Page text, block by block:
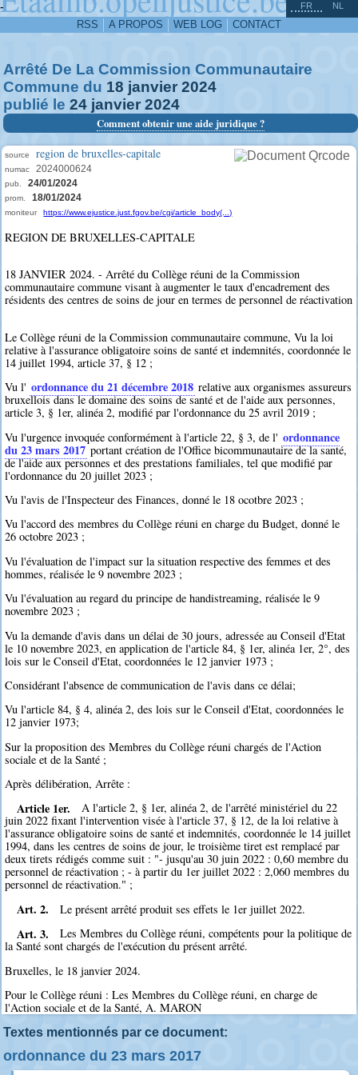
-
RSS A PROPOS WEB LOG CONTACT
FR NL
Arrêté De La Commission Communautaire
Commune du 18 janvier 2024
publié le 24 janvier 2024
Comment obtenir une aide juridique ?
source region de bruxelles-capitale
numac 2024000624
pub. 24/01/2024
prom. 18/01/2024
moniteur https://www.ejustice.just.fgov.be/cgi/article_body(...)
REGION DE BRUXELLES-CAPITALE
18 JANVIER 2024. - Arrêté du Collège réuni de la Commission
communautaire commune visant à augmenter le taux d'encadrement des
résidents des centres de soins de jour en termes de personnel de réactivation
Le Collège réuni de la Commission communautaire commune, Vu la loi
relative à l'assurance obligatoire soins de santé et indemnités, coordonnée le
14 juillet 1994, article 37, § 12 ;
Vu l' ordonnance du 21 décembre 2018 relative aux organismes assureurs
bruxellois dans le domaine des soins de santé et de l'aide aux personnes,
article 3, § 1er, alinéa 2, modifié par l'ordonnance du 25 avril 2019 ;
Vu l'urgence invoquée conformément à l'article 22, § 3, de l' ordonnance
du 23 mars 2017 portant création de l'Office bicommunautaire de la santé,
de l'aide aux personnes et des prestations familiales, tel que modifié par
l'ordonnance du 20 juillet 2023 ;
Vu l'avis de l'Inspecteur des Finances, donné le 18 ocotbre 2023 ;
Vu l'accord des membres du Collège réuni en charge du Budget, donné le
26 octobre 2023 ;
Vu l'évaluation de l'impact sur la situation respective des femmes et des
hommes, réalisée le 9 novembre 2023 ;
Vu l'évaluation au regard du principe de handistreaming, réalisée le 9
novembre 2023 ;
Vu la demande d'avis dans un délai de 30 jours, adressée au Conseil d'Etat
le 10 novembre 2023, en application de l'article 84, § 1er, alinéa 1er, 2°, des
lois sur le Conseil d'Etat, coordonnées le 12 janvier 1973 ;
Considérant l'absence de communication de l'avis dans ce délai;
Vu l'article 84, § 4, alinéa 2, des lois sur le Conseil d'Etat, coordonnées le
12 janvier 1973;
Sur la proposition des Membres du Collège réuni chargés de l'Action
sociale et de la Santé ;
Après délibération, Arrête :
Article 1er.
A l'article 2, § 1er, alinéa 2, de l'arrêté ministériel du 22
juin 2022 fixant l'intervention visée à l'article 37, § 12, de la loi relative à
l'assurance obligatoire soins de santé et indemnités, coordonnée le 14 juillet
1994, dans les centres de soins de jour, le troisième tiret est remplacé par
deux tirets rédigés comme suit : "- jusqu'au 30 juin 2022 : 0,60 membre du
personnel de réactivation ; - à partir du 1er juillet 2022 : 2,060 membres du
personnel de réactivation." ;
Art. 2. Le présent arrêté produit ses effets le 1er juillet 2022.
Art. 3.
Les Membres du Collège réuni, compétents pour la politique de
la Santé sont chargés de l'exécution du présent arrêté.
Bruxelles, le 18 janvier 2024.
Pour le Collège réuni : Les Membres du Collège réuni, en charge de
l'Action sociale et de la Santé, A. MARON
Textes mentionnés par ce document:
ordonnance du 23 mars 2017
^